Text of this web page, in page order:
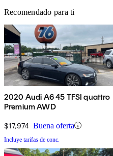
Recomendado para ti
2020 Audi A6 45 TFSI quattro
Premium AWD
$17,974 Buena oferta
Incluye tarifas de conc.